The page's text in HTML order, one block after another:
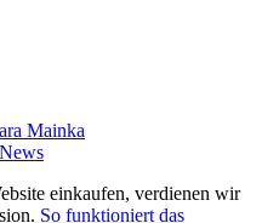
Mainka
News
einkaufen, verdienen wir
So funktioniert das